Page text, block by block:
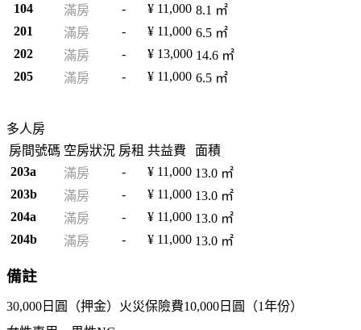
104
滿房 - ¥ 11,000 8.1 ㎡
201
滿房 - ¥ 11,000 6.5 ㎡
202
滿房 - ¥ 13,000 14.6 ㎡
205
滿房 - ¥ 11,000 6.5 ㎡
多人房
房間號碼 空房狀況 房租 共益費
面積
203a
滿房 - ¥ 11,000 13.0 ㎡
203b
滿房 - ¥ 11,000 13.0 ㎡
204a
滿房 - ¥ 11,000 13.0 ㎡
204b
滿房 - ¥ 11,000 13.0 ㎡
備註
30,000日圓（押金）火災保險費10,000日圓（1年份）